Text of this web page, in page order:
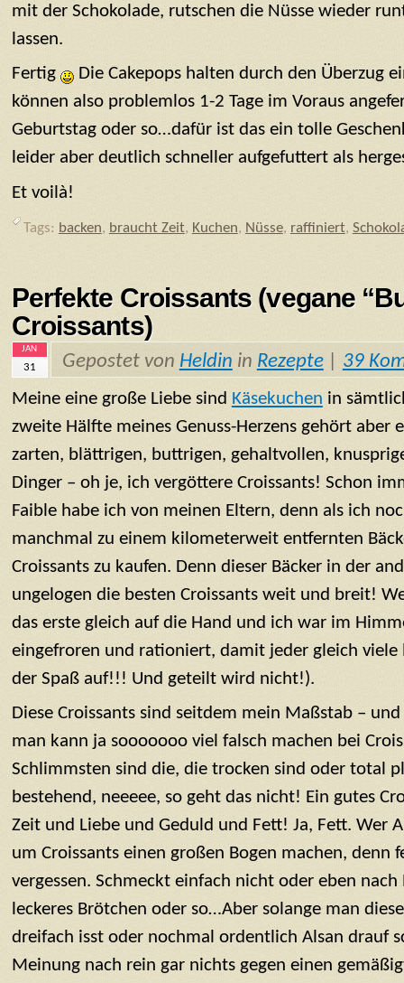
mit der Schokolade, rutschen die Nüsse wieder
lassen.
Fertig
Die Cakepops halten durch den Überzug
können also problemlos 1-2 Tage im Voraus
Geburtstag oder so…dafür ist das ein tolle
leider aber deutlich schneller aufgefuttert als
Et voilà!
Tags: backen, braucht Zeit, Kuchen, Nüsse, raffiniert,
Perfekte Croissants (vegane
Croissants)
JAN
31 Gepostet von Heldin in Rezepte| 39
Meine eine große Liebe sind Käsekuchen in
zweite Hälfte meines Genuss-Herzens gehört aber
zarten, blättrigen, buttrigen, gehaltvollen,
Dinger – oh je, ich vergöttere Croissants! Schon
Faible habe ich von meinen Eltern, denn als ich
manchmal zu einem kilometerweit entfernten
Croissants zu kaufen. Denn dieser Bäcker in der
ungelogen die besten Croissants weit und breit!
das erste gleich auf die Hand und ich war im
eingefroren und rationiert, damit jeder gleich viele
der Spaß auf!!! Und geteilt wird nicht!).
Diese Croissants sind seitdem mein Maßstab –
man kann ja sooooooo viel falsch machen bei
Schlimmsten sind die, die trocken sind oder total
bestehend, neeeee, so geht das nicht! Ein gutes
Zeit und Liebe und Geduld und Fett! Ja, Fett. Wer
um Croissants einen großen Bogen machen, denn
vergessen. Schmeckt einfach nicht oder eben
leckeres Brötchen oder so…Aber solange man
dreifach isst oder nochmal ordentlich Alsan drauf
Meinung nach rein gar nichts gegen einen